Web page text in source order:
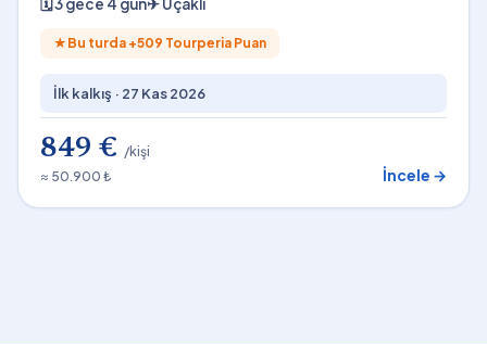
★ Bu turda +509 Tourperia Puan
İlk kalkış · 27 Kas 2026
849 € /kişi
≈ 50.900 ₺
İncele →